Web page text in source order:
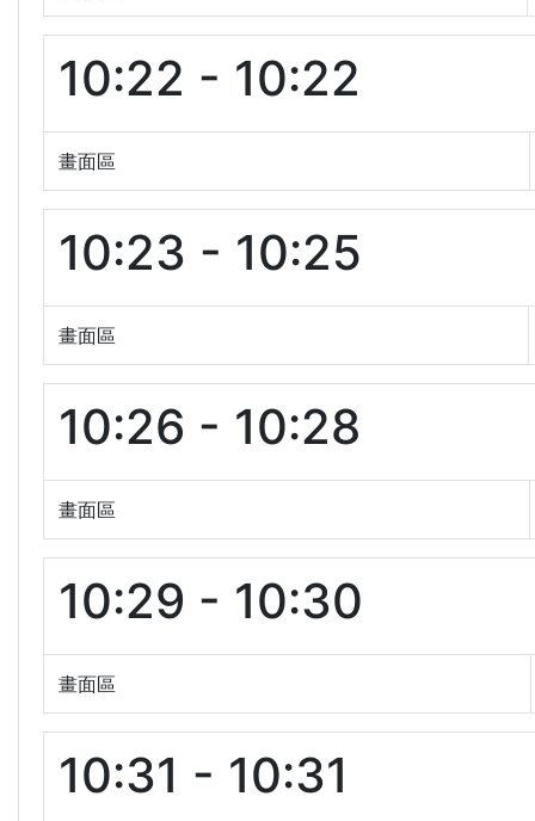
10:22 - 10:22
畫面區
10:23 - 10:25
畫面區
10:26 - 10:28
畫面區
10:29 - 10:30
畫面區
10:31 - 10:31